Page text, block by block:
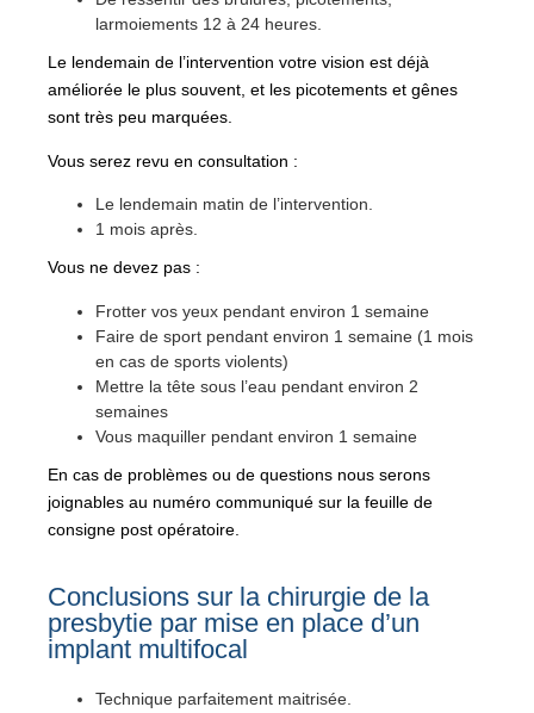
larmoiements 12 à 24 heures.
Le lendemain de l’intervention votre vision est déjà
améliorée le plus souvent, et les picotements et gênes
sont très peu marquées.
Vous serez revu en consultation :
Le lendemain matin de l’intervention.
1 mois après.
Vous ne devez pas :
Frotter vos yeux pendant environ 1 semaine
Faire de sport pendant environ 1 semaine (1 mois
en cas de sports violents)
Mettre la tête sous l’eau pendant environ 2
semaines
Vous maquiller pendant environ 1 semaine
En cas de problèmes ou de questions nous serons
joignables au numéro communiqué sur la feuille de
consigne post opératoire.
Conclusions sur la chirurgie de la
presbytie par mise en place d’un
implant multifocal
Technique parfaitement maitrisée.